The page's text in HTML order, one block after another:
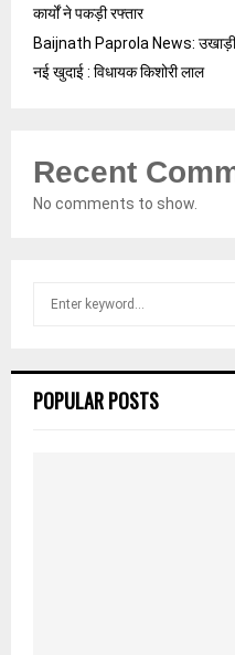
कार्यों ने पकड़ी रफ्तार
Baijnath Paprola News:
नई खुदाई : विधायक किशोरी लाल
Recent
No comments to show.
hPOPULAR POSTS